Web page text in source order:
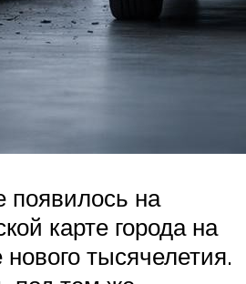
появилось на
карте города на
тысячелетия.